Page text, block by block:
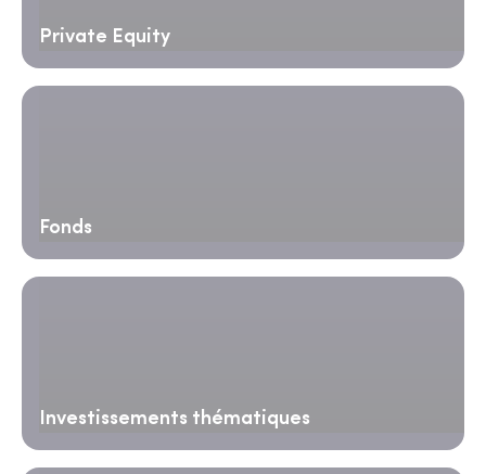
Private Equity
Fonds
Investissements thématiques